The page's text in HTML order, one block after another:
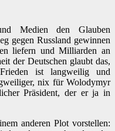
Medien den Glauben
gegen Russland gewinnen
liefern und Milliarden an
der Deutschen glaubt das,
ist langweilig und
nix für Wolodymyr
Präsident, der er ja in
anderen Plot vorstellen: